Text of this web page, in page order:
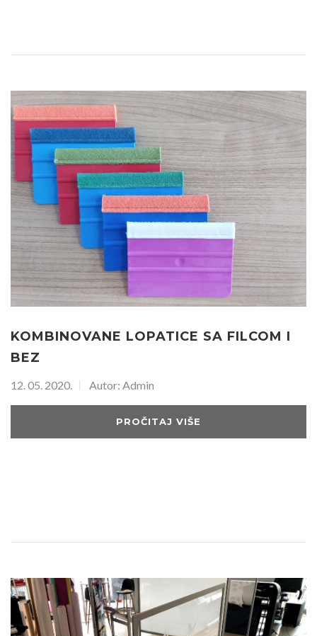
KOMBINOVANE LOPATICE SA FILCOM I
BEZ
12. 05. 2020. Autor: Admin
PROČITAJ VIŠE